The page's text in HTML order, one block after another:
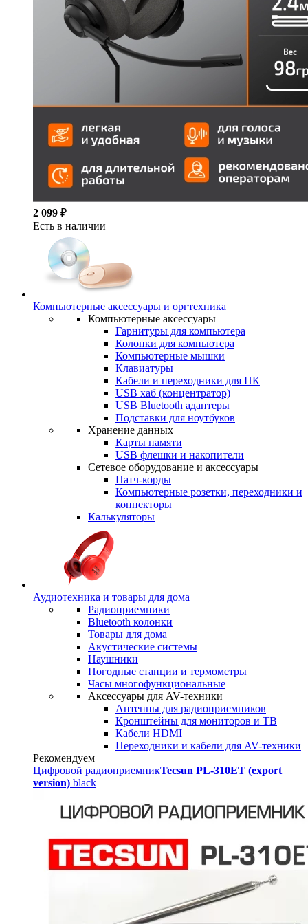
2 099 ₽
Есть в наличии
Компьютерные аксессуары и оргтехника
Компьютерные аксессуары
Гарнитуры для компьютера
Колонки для компьютера
Компьютерные мышки
Клавиатуры
Кабели и переходники для ПК
USB хаб (концентратор)
USB Bluetooth адаптеры
Подставки для ноутбуков
Хранение данных
Карты памяти
USB флешки и накопители
Сетевое оборудование и аксессуары
Патч-корды
Компьютерные розетки, переходники и
коннекторы
Калькуляторы
Аудиотехника и товары для дома
Радиоприемники
Bluetooth колонки
Товары для дома
Акустические системы
Наушники
Погодные станции и термометры
Часы многофункциональные
Аксессуары для AV-техники
Антенны для радиоприемников
Кронштейны для мониторов и ТВ
Кабели HDMI
Переходники и кабели для AV-техники
Рекомендуем
Цифровой радиоприемникTecsun PL-310ET (export
version) black